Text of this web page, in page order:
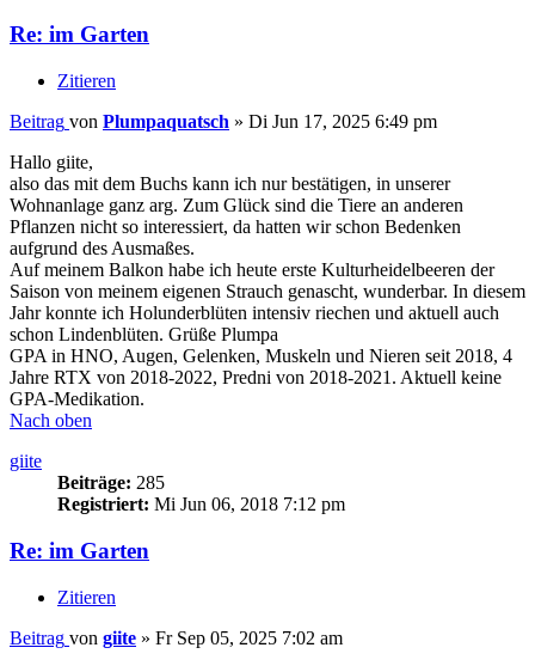
Re: im Garten
Zitieren
Beitrag von Plumpaquatsch » Di Jun 17, 2025 6:49 pm
Hallo giite,
also das mit dem Buchs kann ich nur bestätigen, in unserer
Wohnanlage ganz arg. Zum Glück sind die Tiere an anderen
Pflanzen nicht so interessiert, da hatten wir schon Bedenken
aufgrund des Ausmaßes.
Auf meinem Balkon habe ich heute erste Kulturheidelbeeren der
Saison von meinem eigenen Strauch genascht, wunderbar. In diesem
Jahr konnte ich Holunderblüten intensiv riechen und aktuell auch
schon Lindenblüten. Grüße Plumpa
GPA in HNO, Augen, Gelenken, Muskeln und Nieren seit 2018, 4
Jahre RTX von 2018-2022, Predni von 2018-2021. Aktuell keine
GPA-Medikation.
Nach oben
giite
Beiträge: 285
Registriert: Mi Jun 06, 2018 7:12 pm
Re: im Garten
Zitieren
Beitrag von giite » Fr Sep 05, 2025 7:02 am